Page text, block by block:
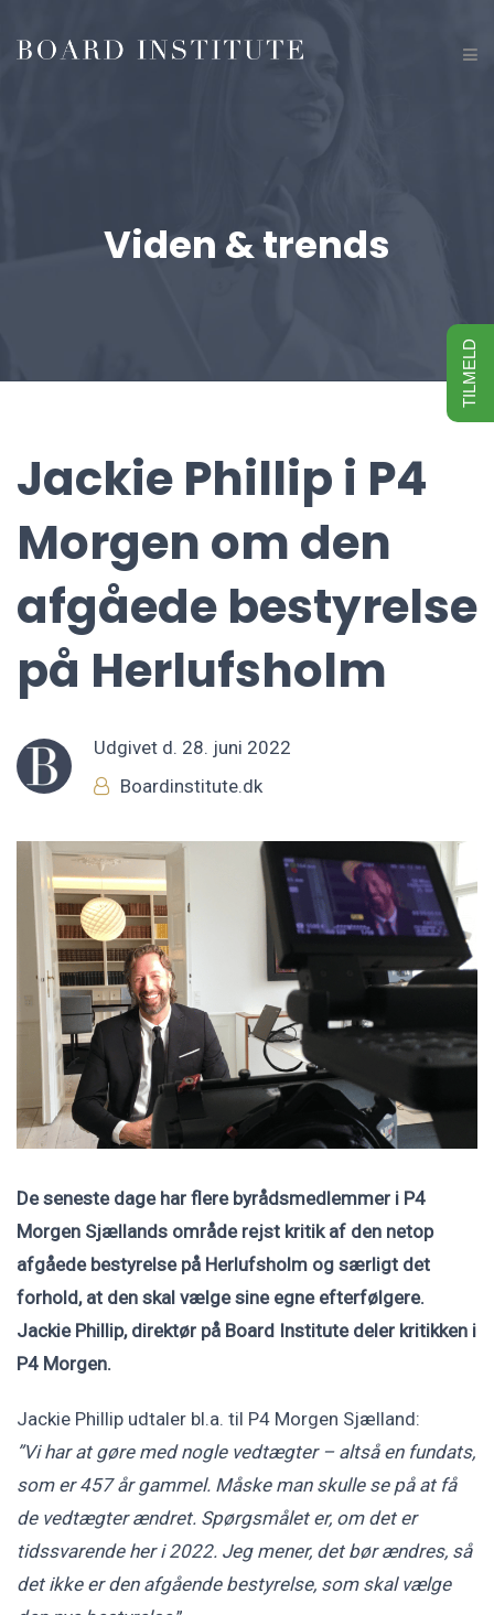
Viden & trends
Jackie Phillip i P4
Morgen om den
afgåede bestyrelse
på Herlufsholm
Udgivet d. 28. juni 2022
Boardinstitute.dk
De seneste dage har flere byrådsmedlemmer i P4
Morgen Sjællands område rejst kritik af den netop
afgåede bestyrelse på Herlufsholm og særligt det
forhold, at den skal vælge sine egne efterfølgere.
Jackie Phillip, direktør på Board Institute deler kritikken i
P4 Morgen.
Jackie Phillip udtaler bl.a. til P4 Morgen Sjælland:
”Vi har at gøre med nogle vedtægter – altså en fundats,
som er 457 år gammel. Måske man skulle se på at få
de vedtægter ændret. Spørgsmålet er, om det er
tidssvarende her i 2022. Jeg mener, det bør ændres, så
det ikke er den afgående bestyrelse, som skal vælge
TILMELD